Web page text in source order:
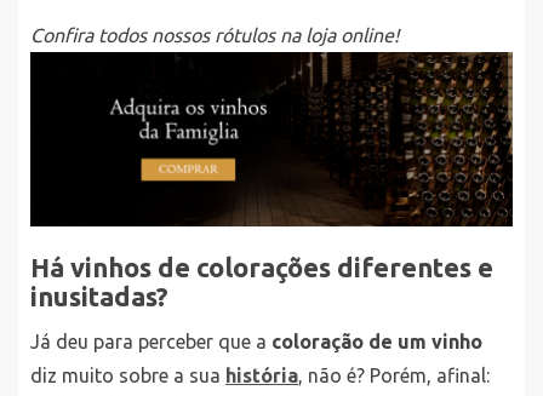
Confira todos nossos rótulos na loja online!
Há vinhos de colorações diferentes e
inusitadas?
Já deu para perceber que a coloração de um vinho
diz muito sobre a sua história, não é? Porém, afinal: